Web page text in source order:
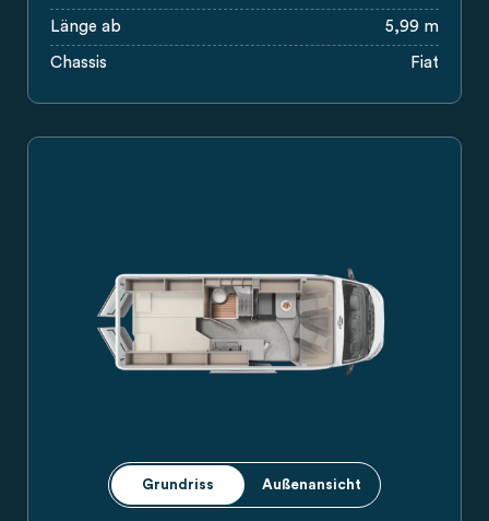
Länge ab 5,99 m
Chassis Fiat
Grundriss Außenansicht